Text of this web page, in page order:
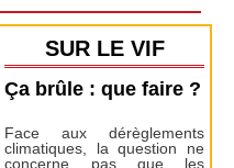
SUR LE VIF
Ça brûle : que faire ?
Face aux dérèglements
climatiques, la question ne
concerne pas que les